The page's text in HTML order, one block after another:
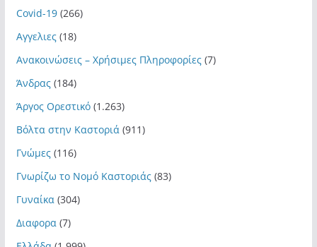
Covid-19(266)
Αγγελιες(18)
Ανακοινώσεις – Χρήσιμες Πληροφορίες(7)
Άνδρας(184)
Άργος Ορεστικό(1.263)
Βόλτα στην Καστοριά (911)
Γνώμες(116)
Γνωρίζω το Νομό Καστοριάς(83)
Γυναίκα (304)
Διαφορα (7)